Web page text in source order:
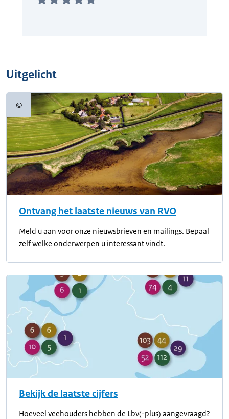
Uitgelicht
©Copyrightinformatie
Ontvang het laatste nieuws van RVO
Meld u aan voor onze nieuwsbrieven en mailings. Bepaal
zelf welke onderwerpen u interessant vindt.
Bekijk de laatste cijfers
Hoeveel veehouders hebben de Lbv(-plus) aangevraagd?